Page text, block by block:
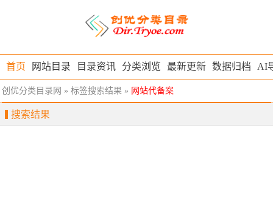
首页 网站目录 目录资讯 分类浏览 最新更新 数据归档 AI
创优分类目录网 » 标签搜索结果 » 网站代备案
搜索结果